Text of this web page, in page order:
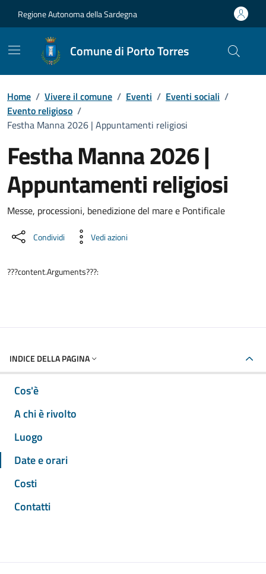
Regione Autonoma della Sardegna
Comune di Porto Torres
Home / Vivere il comune / Eventi / Eventi sociali /
Evento religioso /
Festha Manna 2026 | Appuntamenti religiosi
Festha Manna 2026 |
Appuntamenti religiosi
Dettaglio dell'evento
Messe, processioni, benedizione del mare e Pontificale
Condividi Vedi azioni
???content.Arguments???:
INDICE DELLA PAGINA
Cos'è
A chi è rivolto
Luogo
Date e orari
Costi
Contatti